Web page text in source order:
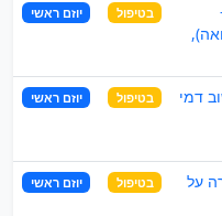
בטיפול יוזם ראשי
דמי
בטיפול יוזם ראשי
על
בטיפול יוזם ראשי